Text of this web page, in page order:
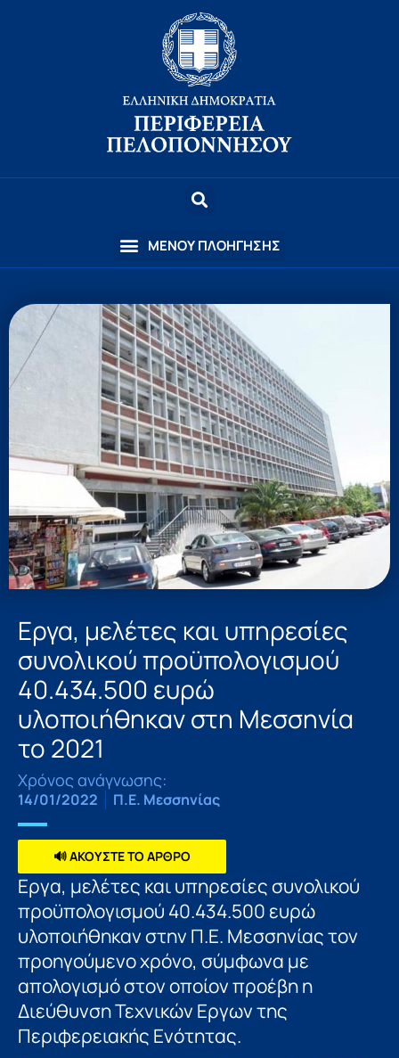
Εργα, μελέτες και υπηρεσίες
συνολικού προϋπολογισμού
40.434.500 ευρώ
υλοποιήθηκαν στη Μεσσηνία
το 2021
Χρόνος ανάγνωσης:
14/01/2022 Π.Ε. Μεσσηνίας
🔊 ΑΚΟΥΣΤΕ ΤΟ ΑΡΘΡΟ
Εργα, μελέτες και υπηρεσίες συνολικού
προϋπολογισμού 40.434.500 ευρώ
υλοποιήθηκαν στην Π.Ε. Μεσσηνίας τον
προηγούμενο χρόνο, σύμφωνα με
απολογισμό στον οποίον προέβη η
Διεύθυνση Τεχνικών Εργων της
Περιφερειακής Ενότητας.